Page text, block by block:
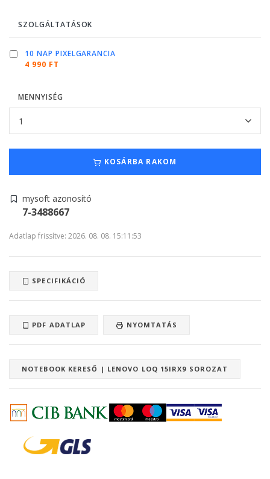
SZOLGÁLTATÁSOK
10 NAP PIXELGARANCIA
4 990 FT
MENNYISÉG
KOSÁRBA RAKOM
mysoft azonosító
7-3488667
Adatlap frissítve: 2026. 08. 08. 15:11:53
SPECIFIKÁCIÓ
PDF ADATLAP NYOMTATÁS
NOTEBOOK KERESŐ | LENOVO LOQ 15IRX9 SOROZAT